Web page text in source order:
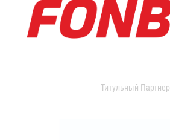
Титульный Партнер